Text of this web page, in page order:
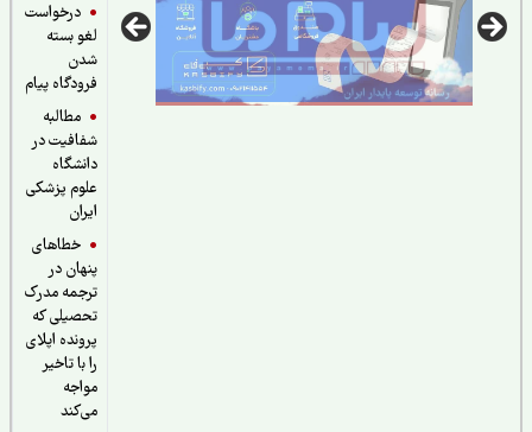
درخواست
لغو بسته
فرودگاه پیام
مطالبه
شفافیت در
دانشگاه
علوم پزشکی
خطاهای
پنهان در
ترجمه مدرک
تحصیلی که
پرونده اپلای
را با تاخیر